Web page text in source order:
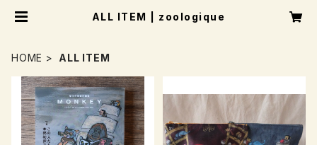
ALL ITEM | zoologique
HOME ALL ITEM